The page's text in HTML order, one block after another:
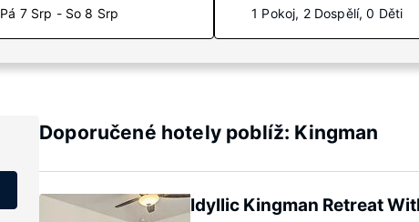
Pá 7 Srp - So 8 Srp 1 Pokoj, 2 Dospělí, 0 Děti
Doporučené hotely poblíž: Kingman
Idyllic Kingman Retreat